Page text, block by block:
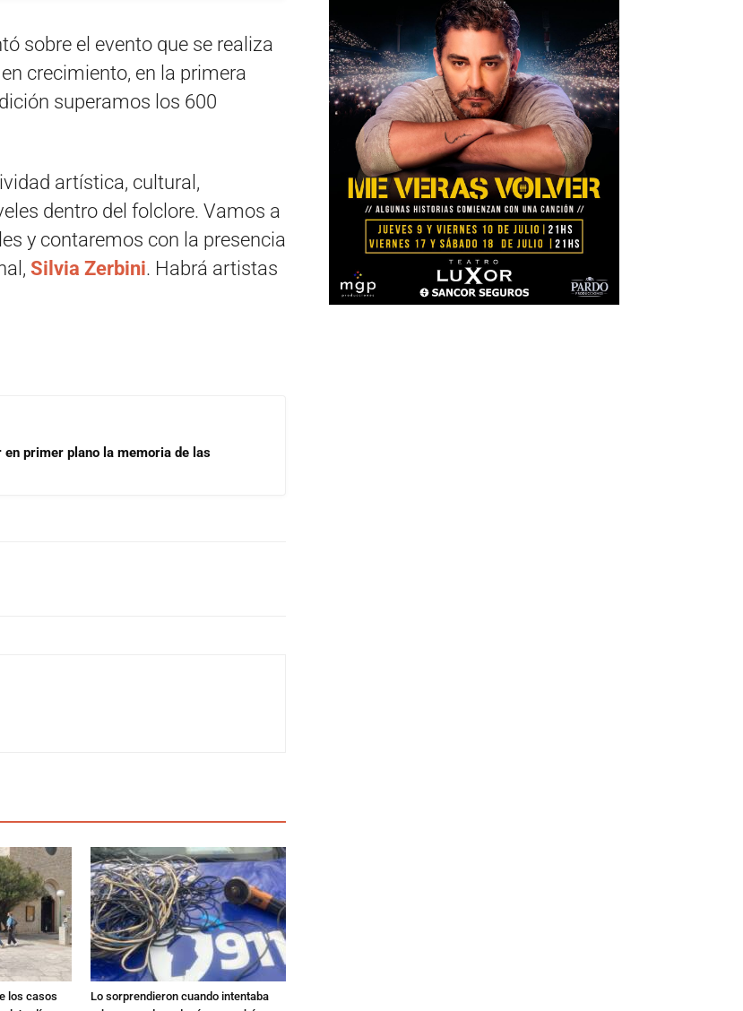
sobre el evento que se realiza
crecimiento, en la primera
superamos los 600
artística, cultural,
dentro del folclore. Vamos a
y contaremos con la presencia
Silvia Zerbini. Habrá artistas
en primer plano la memoria de las
los casos
Lo sorprendieron cuando intentaba